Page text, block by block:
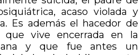
acaso violada y
Es además el hacedor de
que vive encerrada en la
y que fue antes un